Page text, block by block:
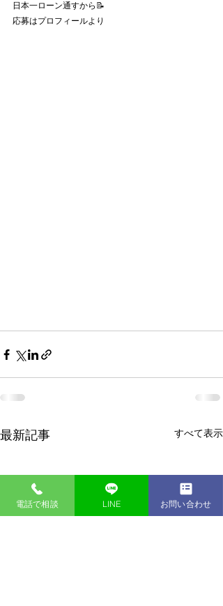
日本一ローン通すから📝
応募はプロフィールより
最新記事 すべて表示
電話で相談 LINE お問い合わせ